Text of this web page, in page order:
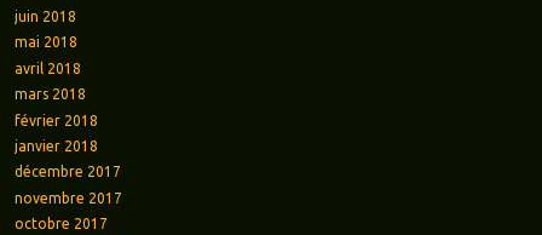
juin 2018
mai 2018
avril 2018
mars 2018
février 2018
janvier 2018
décembre 2017
novembre 2017
octobre 2017